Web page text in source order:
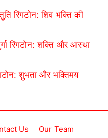
रिंगटोन: शिव भक्ति की
रिंगटोन: शक्ति और आस्था
शुभता और भक्तिमय
Us Our Team